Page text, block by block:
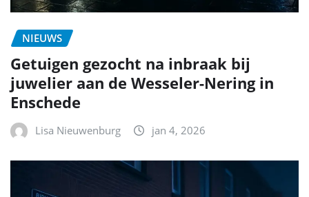
NIEUWS
Getuigen gezocht na inbraak bij
juwelier aan de Wesseler-Nering in
Enschede
Lisa Nieuwenburg jan 4, 2026